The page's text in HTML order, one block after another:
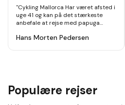
"Cykling Mallorca Har været afsted i
uge 41 og kan på det stærkeste
anbefale at rejse med papuga
til slut, modtog en app hvor alt var
Bare se at komme afsted der er
noget for en hver.
Hans Morten Pedersen
Populære rejser